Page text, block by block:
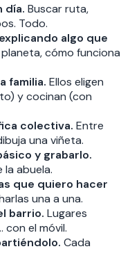
día. Buscar ruta,
Todo.
algo que
cómo funciona
familia. Ellos eligen
y cocinan (con
colectiva. Entre
una viñeta.
y grabarlo.
la abuela.
que quiero hacer
una a una.
barrio. Lugares
el móvil.
Cada